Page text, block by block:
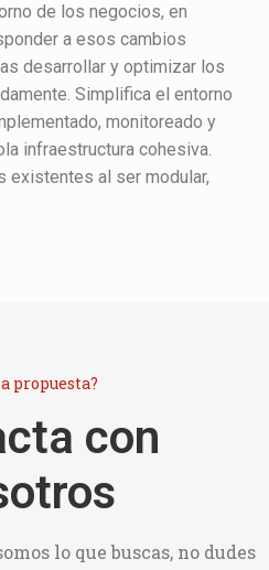
de los negocios, en
a esos cambios
desarrollar y optimizar los
Simplifica el entorno
monitoreado y
infraestructura cohesiva.
existentes al ser modular,
propuesta?
con
lo que buscas, no dudes